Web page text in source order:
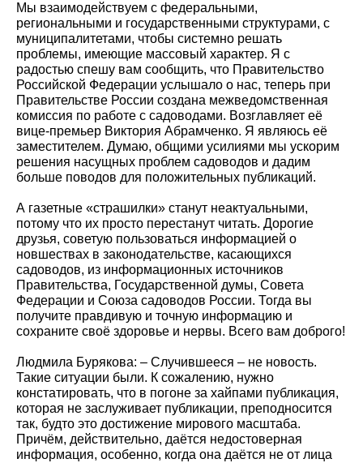
Мы взаимодействуем с федеральными,
региональными и государственными структурами, с
муниципалитетами, чтобы системно решать
проблемы, имеющие массовый характер. Я с
радостью спешу вам сообщить, что Правительство
Российской Федерации услышало о нас, теперь при
Правительстве России создана межведомственная
комиссия по работе с садоводами. Возглавляет её
вице-премьер Виктория Абрамченко. Я являюсь её
заместителем. Думаю, общими усилиями мы ускорим
решения насущных проблем садоводов и дадим
больше поводов для положительных публикаций.
А газетные «страшилки» станут неактуальными,
потому что их просто перестанут читать. Дорогие
друзья, советую пользоваться информацией о
новшествах в законодательстве, касающихся
садоводов, из информационных источников
Правительства, Государственной думы, Совета
Федерации и Союза садоводов России. Тогда вы
получите правдивую и точную информацию и
сохраните своё здоровье и нервы. Всего вам доброго!
Людмила Бурякова: – Случившееся – не новость.
Такие ситуации были. К сожалению, нужно
констатировать, что в погоне за хайпами публикация,
которая не заслуживает публикации, преподносится
так, будто это достижение мирового масштаба.
Причём, действительно, даётся недостоверная
информация, особенно, когда она даётся не от лица